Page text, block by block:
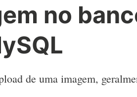
no
de uma imagem,